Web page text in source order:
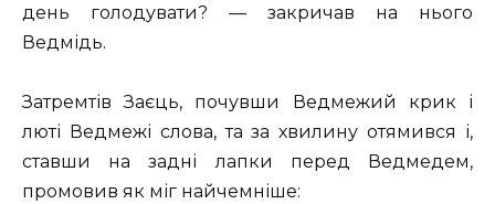
день голодувати? — закричав на нього
Ведмідь.
Затремтів Заєць, почувши Ведмежий крик і
люті Ведмежі слова, та за хвилину отямився і,
ставши на задні лапки перед Ведмедем,
промовив як міг найчемніше: